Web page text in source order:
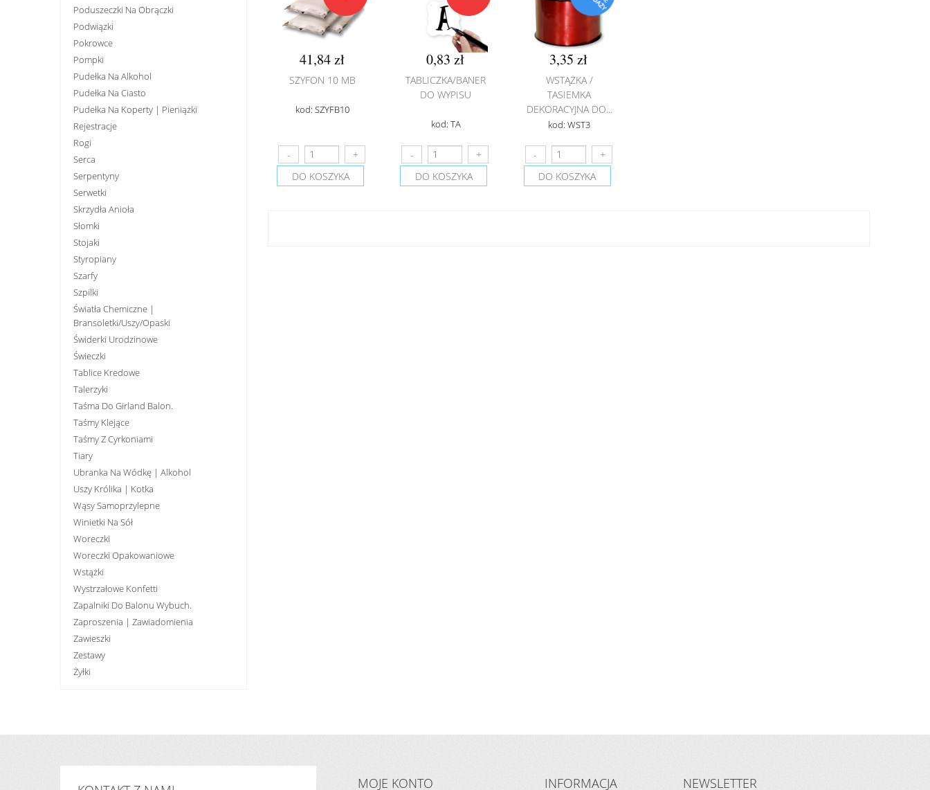
Poduszeczki Na Obrączki
Podwiązki
Pokrowce
Pompki
Pudełka Na Alkohol
Pudełka Na Ciasto
Pudełka Na Koperty | Pieniążki
Rejestracje
Rogi
Serca
Serpentyny
Serwetki
Skrzydła Anioła
Słomki
Stojaki
Styropiany
Szarfy
Szpilki
Światła Chemiczne |
Bransoletki/uszy/opaski
Świderki Urodzinowe
Świeczki
Tablice Kredowe
Talerzyki
Taśma Do Girland Balon.
Taśmy Klejące
Taśmy Z Cyrkoniami
Tiary
Ubranka Na Wódkę | Alkohol
Uszy Królika | Kotka
Wąsy Samoprzylepne
Winietki Na Sół
Woreczki
Woreczki Opakowaniowe
Wstążki
Wystrzałowe Konfetti
Zapalniki Do Balonu Wybuch.
Zaproszenia | Zawiadomienia
Zawieszki
Zestawy
Żyłki
41,84 zł
SZYFON 10 MB
kod: SZYFB10
DO KOSZYKA
0,83 zł
TABLICZKA/BANER
DO WYPISU
kod: TA
DO KOSZYKA
3,35 zł
WSTĄŻKA /
TASIEMKA
DEKORACYJNA DO...
kod: WST3
DO KOSZYKA
MOJE KONTO INFORMACJA NEWSLETTER